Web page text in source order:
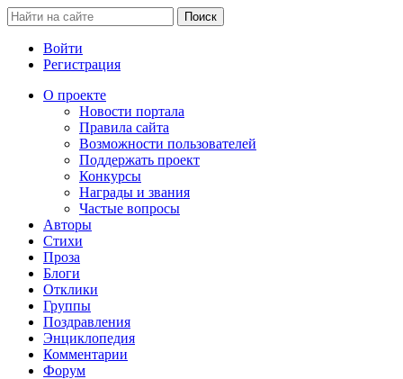
Войти
Регистрация
О проекте
Новости портала
Правила сайта
Возможности пользователей
Поддержать проект
Конкурсы
Награды и звания
Частые вопросы
Авторы
Стихи
Проза
Блоги
Отклики
Группы
Поздравления
Энциклопедия
Комментарии
Форум